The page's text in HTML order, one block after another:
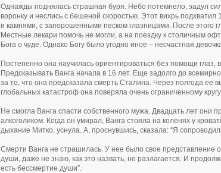
Однажды поднялась страшная буря. Небо потемнело, задул
воронку и неслись с бешеной скоростью. Этот вихрь
и камнями, с запорошенными песком глазницами. После этого
Местные лекари помочь не могли, а на поездку к столичным
Бога о чуде. Однако Богу было угодно иное – несчастная
Постепенно она научилась ориентироваться без помощи
Предсказывать Ванга начала в 16 лет. Еще задолго до
за то, что она предсказала смерть Сталина. Через полгода
глобальных катастроф она поверяла очень ограниченному
Не смогла Ванга спасти собственного мужа. Двадцать лет они
алкоголиком. Когда он умирал, Ванга стояла на коленях у
дыхание Митко, уснула. А, проснувшись, сказала: “Я
Смерти Ванга не страшилась. У нее было свое представление
души, даже не знаю, как это назвать, не разлагается. И
есть бессмертие души”.